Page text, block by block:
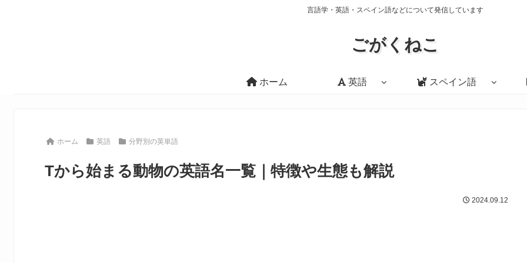
言語学・英語・スペイン語などについて発信しています
ごがくねこ
ホーム 英語 スペイン語
ホーム 英語 分野別の英単語
Tから始まる動物の英語名一覧｜特徴や生態も解説
2024.09.12